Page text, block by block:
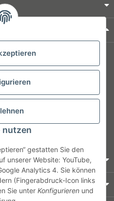
nutzen
gestatten Sie den
unserer Website: YouTube,
Analytics 4. Sie können
(Fingerabdruck-Icon links
Sie unter Konfigurieren und